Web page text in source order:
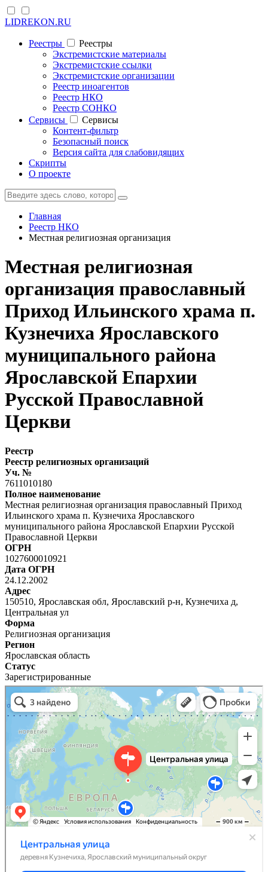
LIDREKON.RU
Реестры
Реестры
Экстремистские материалы
Экстремистские ссылки
Экстремистские организации
Реестр иноагентов
Реестр НКО
Реестр СОНКО
Cервисы
Cервисы
Контент-фильтр
Безопасный поиск
Версия сайта для слабовидящих
Скрипты
О проекте
Главная
Реестр НКО
Местная религиозная организация
Местная религиозная
организация православный
Приход Ильинского храма п.
Кузнечиха Ярославского
муниципального района
Ярославской Епархии
Русской Православной
Церкви
Реестр
Реестр религиозных организаций
Уч. №
7611010180
Полное наименование
Местная религиозная организация православный Приход
Ильинского храма п. Кузнечиха Ярославского
муниципального района Ярославской Епархии Русской
Православной Церкви
ОГРН
1027600010921
Дата ОГРН
24.12.2002
Адрес
150510, Ярославская обл, Ярославский р-н, Кузнечиха д,
Центральная ул
Форма
Религиозная организация
Регион
Ярославская область
Статус
Зарегистрированные